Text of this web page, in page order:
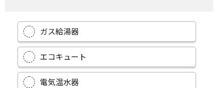
ガス給湯器
エコキュート
電気温水器